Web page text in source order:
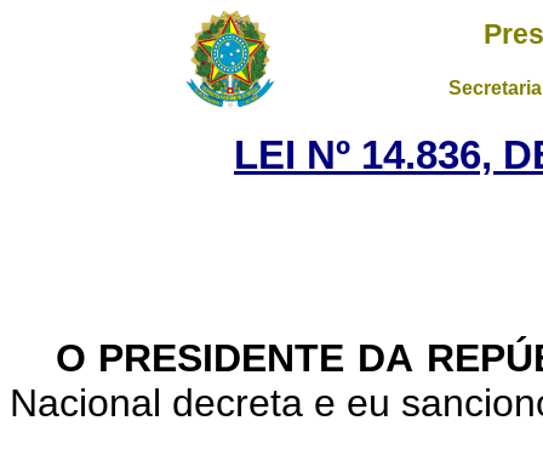
LEI Nº 14.836,
O PRESIDENTE DA
Nacional decreta e eu